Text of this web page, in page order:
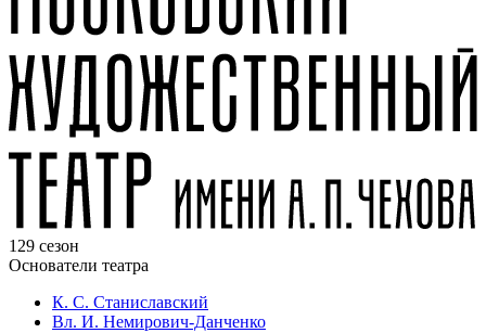
129 сезон
Основатели театра
К. С. Станиславский
Вл. И. Немирович-Данченко